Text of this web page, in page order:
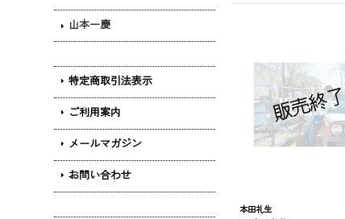
山本一慶
特定商取引法表示
ご利用案内
メールマガジン
お問い合わせ
本田礼生